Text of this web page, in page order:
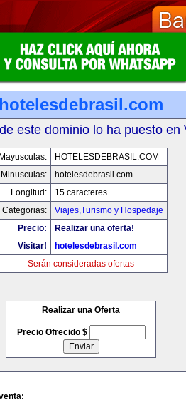
hotelesdebrasil.com
este dominio lo ha puesto en
Mayusculas:
HOTELESDEBRASIL.COM
Minusculas:
hotelesdebrasil.com
Longitud:
15 caracteres
Categorias:
Viajes,Turismo y Hospedaje
Precio:
Realizar una oferta!
Visitar!
hotelesdebrasil.com
Serán consideradas ofertas
Realizar una Oferta
Precio Ofrecido $